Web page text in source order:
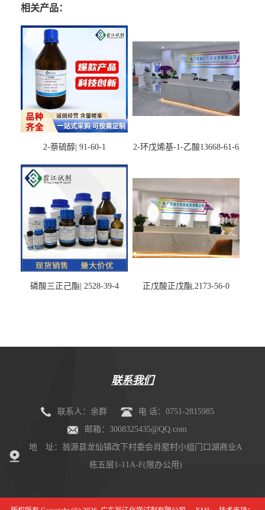
相关产品：
2-萘硫醇| 91-60-1 2-环戊烯基-1-乙酸13668-61-6
磷酸三正己酯| 2528-39-4 正戊酸正戊酯,2173-56-0
联系我们
联系人：余群
电 话：0751-2815985
邮箱：3008325435@QQ.com
地 址：翁源县龙仙镇改下村委会肖屋村小组门口湖商业A
栋五层1-11A-F(限办公用)